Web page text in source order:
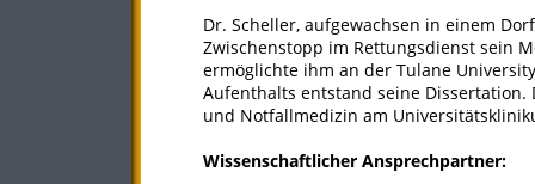
Dr. Scheller, aufgewachsen in einem
Zwischenstopp im Rettungsdienst sein
ermöglichte ihm an der Tulane
Aufenthalts entstand seine
und Notfallmedizin am
Wissenschaftlicher Ansprechpartner: